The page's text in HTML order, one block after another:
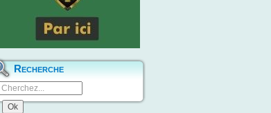
Recherche